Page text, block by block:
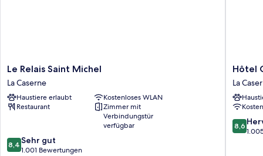
Le
Relais
Saint
Michel
La
Le Relais Saint Michel
La Caserne
Haustiere erlaubt
Kostenloses WLAN
Restaurant
Zimmer mit
Verbindungstür
verfügbar
8.4
von
8,4 Sehr gut
1.001 Bewertungen
Hôtel
Gabriel
La
Caserne
Hôtel
La
8.6
von
8,6